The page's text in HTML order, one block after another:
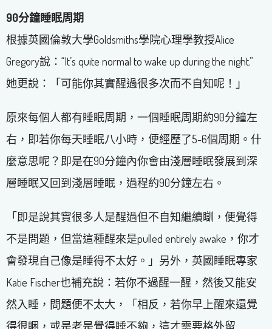
90分鐘睡眠周期
根據英國倫敦大學Goldsmiths學院心理學教授Alice
Gregory說：“It’s quite normal to wake up during the night.”
她更說：「可能你其實醒過很多次而不自知呢！」
原來每個人都有睡眠周期，一個睡眠周期約90分鐘左
右，即若你每天睡眠八小時，便經歷了5-6個周期。什
麼意思呢？即是在90分鐘內你會由淺層睡眠發展到深
層睡眠又回到淺層睡眠，過程約90分鐘左右。
「即是說其實很多人是醒過但不自知繼續瞓，便覺得
不是問題，但當這種醒來是pulled entirely awake，你才
會發現自己像是睡得不太好。」另外，英國睡眠專家
Katie Fischer也補充說：若你不過醒一醒，然後又能安
然入睡，問題便不太大，「相反，若你早上醒來還覺
得很睏，或是老是覺得睡不夠，這才需要格外留